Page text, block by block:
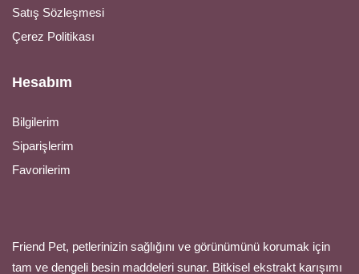
Satış Sözleşmesi
Çerez Politikası
Hesabım
Bilgilerim
Siparişlerim
Favorilerim
Friend Pet, petlerinizin sağlığını ve görünümünü korumak için
tam ve dengeli besin maddeleri sunar. Bitkisel ekstrakt karışımı